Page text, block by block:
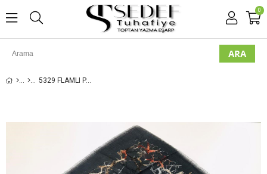
0
5329 FLAMLI PAMUK EŞARP